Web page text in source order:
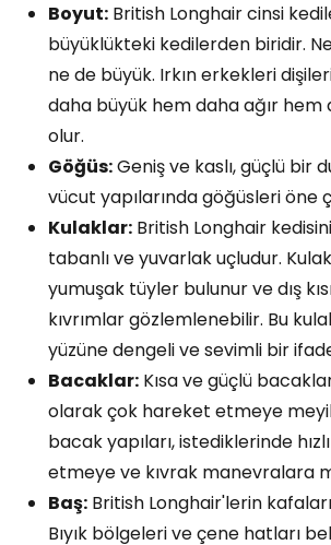
Boyut: British Longhair cinsi
büyüklükteki kedilerden biridir.
ne de büyük. Irkın erkekleri
daha büyük hem daha ağır hem
olur.
Göğüs:Geniş ve kaslı, güçlü bir
vücut yapılarında göğüsleri öne
Kulaklar: British Longhair
tabanlı ve yuvarlak uçludur.
yumuşak tüyler bulunur ve dış
kıvrımlar gözlemlenebilir. Bu
yüzüne dengeli ve sevimli bir
Bacaklar: Kısa ve güçlü
olarak çok hareket etmeye
bacak yapıları, istediklerinde
etmeye ve kıvrak manevralara
Baş: British Longhair'lerin
Bıyık bölgeleri ve çene hatları